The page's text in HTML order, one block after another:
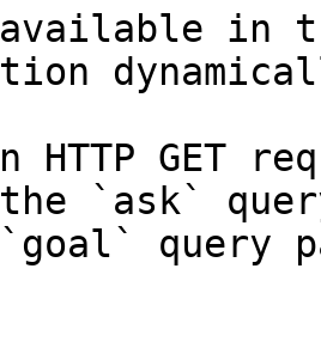
in
HTTP GET
`ask`
query